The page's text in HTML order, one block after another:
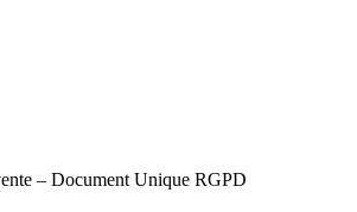
– Document Unique RGPD